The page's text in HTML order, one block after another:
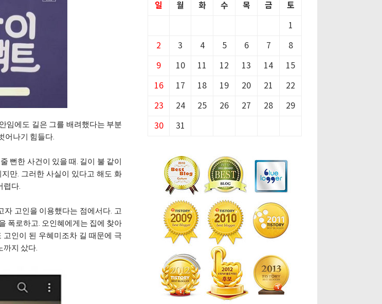
임에도 길은 그를 배려했다는 부분
어나기 힘들다.
뻔한 사건이 있을 때. 길이 불 같이
만. 그러한 사실이 있다고 해도 화
렵다.
고인을 이용했다는 점에서다. 고
폭로하고. 오인혜에게는 집에 찾아
고인이 된 우혜미조차 길 때문에 극
까지 샀다.
일 월 화 수 목 금 토
1
2 3 4 5 6 7 8
9 10 11 12 13 14 15
16 17 18 19 20 21 22
23 24 25 26 27 28 29
30 31